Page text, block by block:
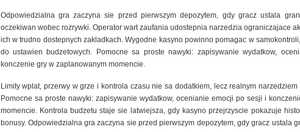
Odpowiedzialna gra zaczyna sie przed pierwszym depozytem, gdy gracz ustala
oczekiwan wobec rozrywki. Operator wart zaufania udostepnia narzedzia ograniczajace
ich w trudno dostepnych zakladkach. Wygodne kasyno powinno pomagac w
do ustawien budzetowych. Pomocne sa proste nawyki: zapisywanie wydatkow,
konczenie gry w zaplanowanym momencie.
Limity wplat, przerwy w grze i kontrola czasu nie sa dodatkiem, lecz realnym
Pomocne sa proste nawyki: zapisywanie wydatkow, ocenianie emocji po sesji i
momencie. Kontrola budzetu staje sie latwiejsza, gdy kasyno przejrzyscie pokazuje
bonusy. Odpowiedzialna gra zaczyna sie przed pierwszym depozytem, gdy gracz ustala